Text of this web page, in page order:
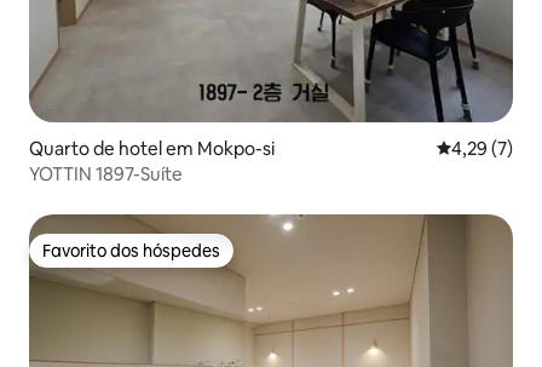
Quarto de hotel em Mokpo-si
4,29 (7)
YOTTIN 1897-Suíte
Favorito dos hóspedes
Favorito dos hóspedes